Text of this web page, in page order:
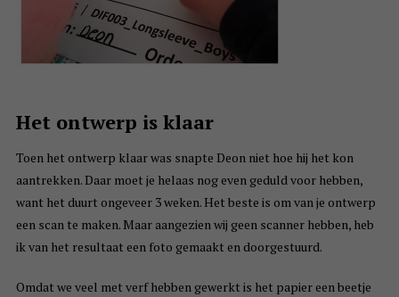
Het ontwerp is klaar
Toen het ontwerp klaar was snapte Deon niet hoe hij het kon
aantrekken. Daar moet je helaas nog even geduld voor hebben,
want het duurt ongeveer 3 weken. Het beste is om van je ontwerp
een scan te maken. Maar aangezien wij geen scanner hebben, heb
ik van het resultaat een foto gemaakt en doorgestuurd.
Omdat we veel met verf hebben gewerkt is het papier een beetje